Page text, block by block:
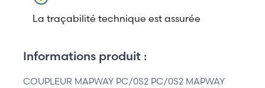
La traçabilité technique est assurée
Informations produit :
COUPLEUR MAPWAY PC/0S2 PC/0S2 MAPWAY